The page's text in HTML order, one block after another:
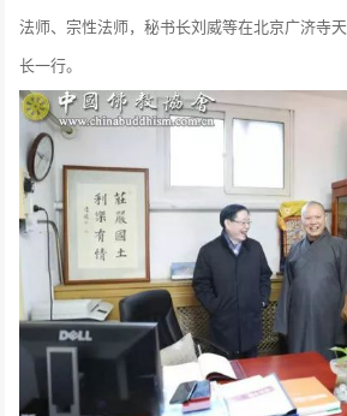
法师、宗性法师，秘书长刘威等在北京广济寺
长一行。